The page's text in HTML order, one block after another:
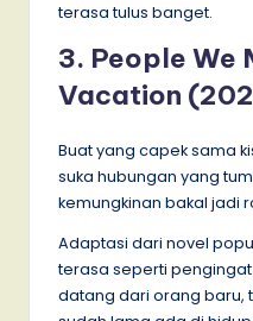
terasa tulus banget.
3. People We
Vacation
Buat yang capek sama
suka hubungan yang
kemungkinan bakal jadi
Adaptasi dari novel
terasa seperti
datang dari orang baru,